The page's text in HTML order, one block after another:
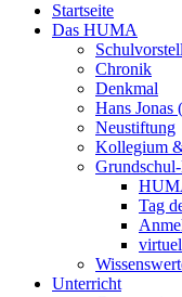
Startseite
Das HUMA
Chronik
Denkmal
Hans Jonas
Neustiftung
Kollegium
Tag
Unterricht